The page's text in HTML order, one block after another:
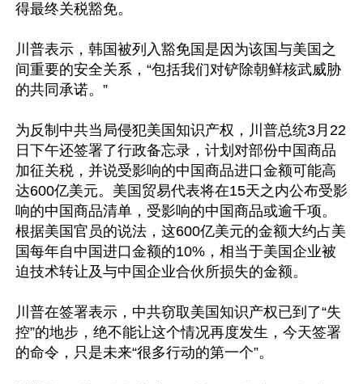
得最终关税豁免。
川普表示，韩国被列入豁免国是因为该国与美国之
间重要的安全关系，“包括我们对铲除朝鲜核武威胁
的共同承诺。”
为反制中共当局侵犯美国知识产权，川普总统3月22
日下午还签署了行政备忘录，计划对部份中国商品
加征关税，并说受影响的中国商品进口金额可能高
达600亿美元。美国贸易代表将在15天之内公布受影
响的中国商品清单，受影响的中国商品或逾千项。
根据美国官员的说法，这600亿美元的金额大约占美
国每年自中国进口金额的10%，相当于美国企业被
迫技术转让及与中国企业合伙所损失的金额。
川普在签署表示，中共窃取美国知识产权已到了“失
控”的地步，绝不能让这个情况再度发生，今天签署
的命令，只是未来“很多行动的第一个”。